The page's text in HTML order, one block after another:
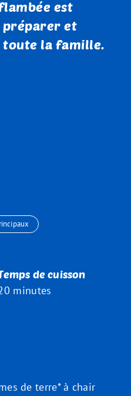
est
préparer et
toute la famille.
de cuisson
minutes
de terre* à chair